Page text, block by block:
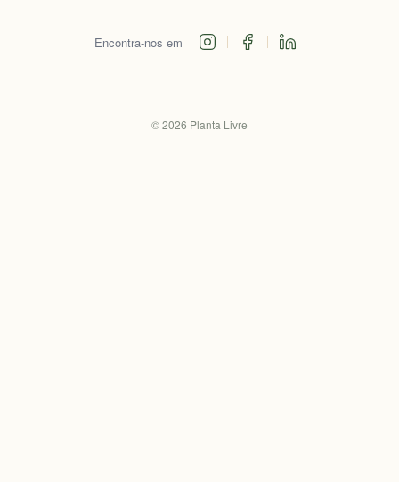
Encontra-nos em
©2026 Planta Livre